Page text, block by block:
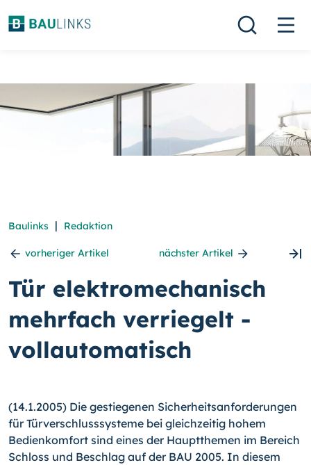
Baulinks | Redaktion
vorheriger Artikel nächster Artikel
Tür elektromechanisch
mehrfach verriegelt -
vollautomatisch
(14.1.2005) Die gestiegenen Sicherheitsanforderungen
für Türverschlusssysteme bei gleichzeitig hohem
Bedienkomfort sind eines der Hauptthemen im Bereich
Schloss und Beschlag auf der BAU 2005. In diesem